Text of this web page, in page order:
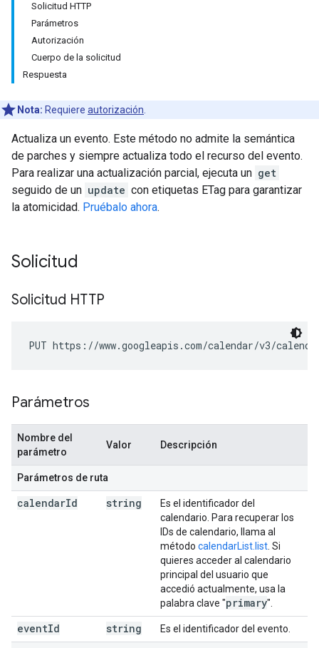
Solicitud HTTP
Parámetros
Autorización
Cuerpo de la solicitud
Respuesta
Nota: Requiere autorización
Actualiza un evento. Este método no admite la semántica
de parches y siempre actualiza todo el recurso del evento.
Para realizar una actualización parcial, ejecuta un get
seguido de un update con etiquetas ETag para garantizar
la atomicidad. Pruébalo ahora.
Solicitud
Solicitud HTTP
PUT https://www.googleapis.com/calendar/v3/
Parámetros
Nombre del
parámetro
Valor Descripción
Parámetros de ruta
calendarId string
Es el identificador del
calendario. Para recuperar los
IDs de calendario, llama al
método calendarList.list . Si
quieres acceder al calendario
principal del usuario que
accedió actualmente, usa la
palabra clave "primary".
eventId string Es el identificador del evento.